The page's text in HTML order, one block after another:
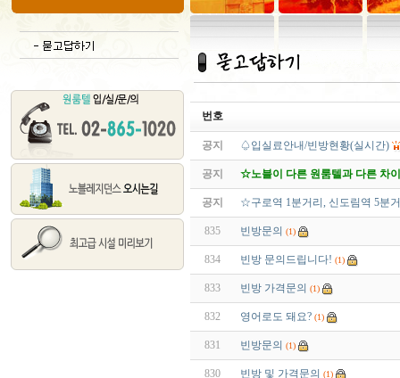
번호
공지 ♤입실료안내/빈방현황(실시간)
공지 ☆노블이 다른 원룸텔과 다른 차
공지 ☆구로역 1분거리, 신도림역 5분
835 빈방문의 (1)
834 빈방 문의드립니다! (1)
833 빈방 가격문의 (1)
832 영어로도 돼요? (1)
831 빈방문의 (1)
830 빈방 및 가격문의 (1)